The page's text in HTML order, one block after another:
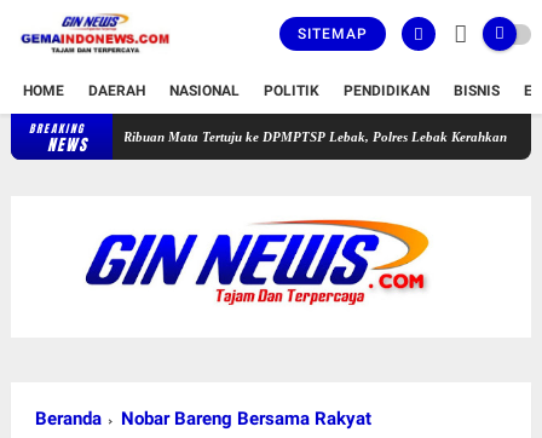
SITEMAP
HOME DAERAH NASIONAL POLITIK PENDIDIKAN BISNIS
BREAKING
NEWS
Ribuan Mata Tertuju ke DPMPTSP Lebak, Polres Lebak Kerahkan Pengamanan
Beranda Nobar Bareng Bersama Rakyat